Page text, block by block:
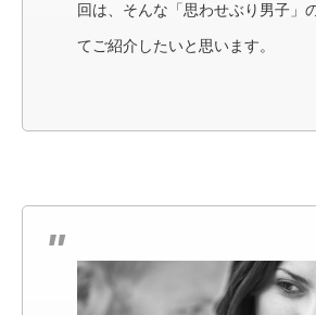
回は、そんな「思わせぶり男子」
てご紹介したいと思います。